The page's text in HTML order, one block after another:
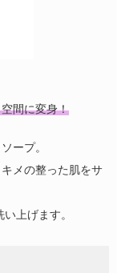
間に変身！
ープ。
メの整った肌をサ
上げます。